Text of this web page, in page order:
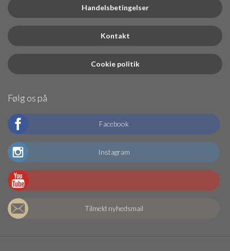
Handelsbetingelser
Kontakt
Cookie politik
Følg os på
Facebook
Instagram
Tilmeld nyhedsmail